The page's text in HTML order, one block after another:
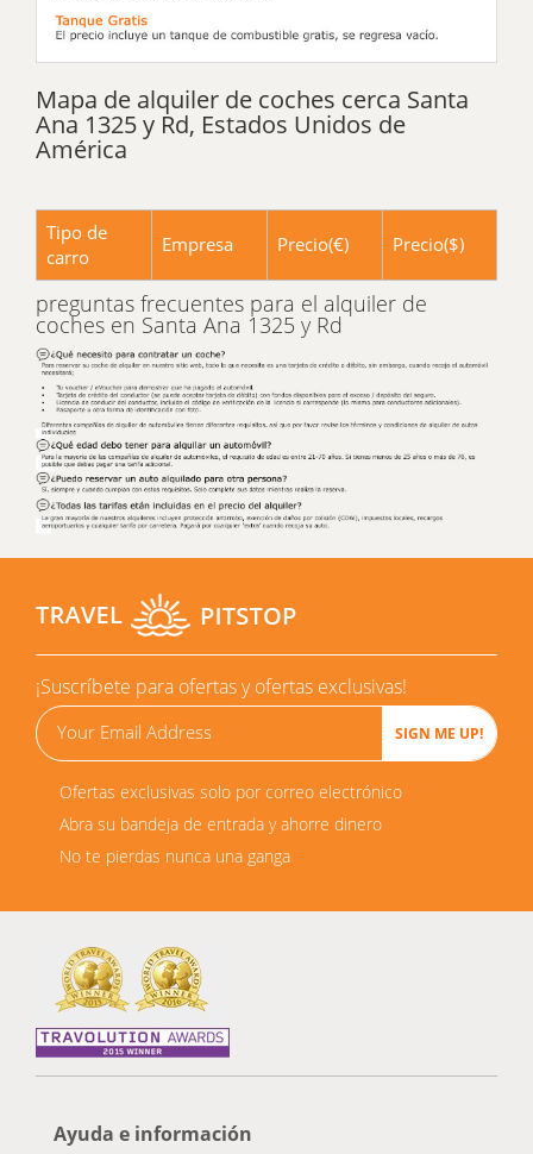
Mapa de alquiler de coches cerca Santa
Ana 1325 y Rd, Estados Unidos de
América
Tipo de
carro
Empresa Precio(€) Precio($)
preguntas frecuentes para el alquiler de
coches en Santa Ana 1325 y Rd
¡Suscríbete para ofertas y ofertas exclusivas!
Ofertas exclusivas solo por correo electrónico
Abra su bandeja de entrada y ahorre dinero
No te pierdas nunca una ganga
Ayuda e información